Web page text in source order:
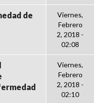
de
Viernes,
Febrero
2, 2018 -
02:08
Viernes,
Febrero
2, 2018 -
02:10